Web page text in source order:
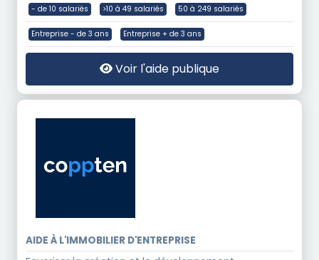
- de 10 salariés >10 à 49 salariés 50 à 249 salariés
Entreprise - de 3 ans Entreprise + de 3 ans
Voir l'aide publique
AIDE À L'IMMOBILIER D'ENTREPRISE